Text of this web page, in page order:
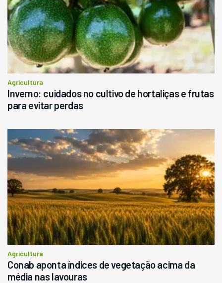
Consultar
Agricultura
Inverno: cuidados no cultivo de hortaliças e frutas
para evitar perdas
Agricultura
Conab aponta índices de vegetação acima da
média nas lavouras